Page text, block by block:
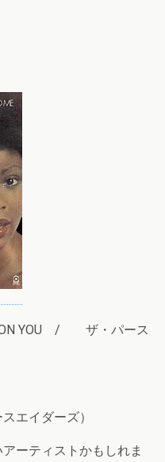
YOU / ザ・パース
エイダーズ）
ーティストかもしれま